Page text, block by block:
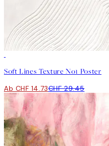
Soft Lines Texture No1 Poster
Ab CHF 14.73CHF 29.45